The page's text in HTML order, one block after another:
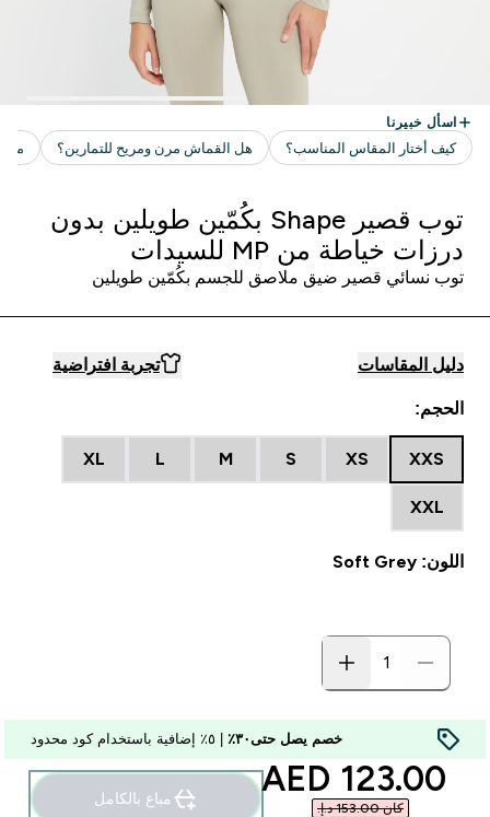
توب قصير Shape بكُمّين طويلين بدون
درزات خياطة من MP للسيدات
توب نسائي قصير ضيق ملاصق للجسم بكُمّين طويلين
دليل المقاسات تجربة افتراضية
الحجم:
XXS
XS
S
M
L
XL
XXL
اللون: Soft Grey
خصم يصل حتى٣٠٪
discounted price
123.00 AED‎
كان ‏153.00 د.إ.‏‎
مباع بالكامل